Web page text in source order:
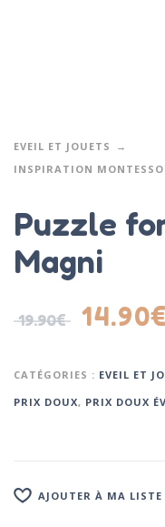
EVEIL ET JOUETS
INSPIRATION
Puzzle
Magni
19.90€ 14.90€
CATÉGORIES : EVEIL ET
PRIX DOUX, PRIX DOUX
AJOUTER À MA LISTE